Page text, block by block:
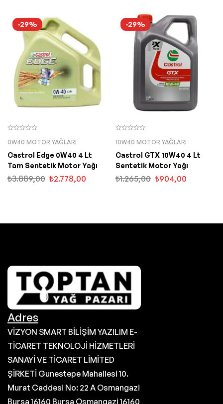
-29%
0W40 MOTOR YAĞLARI
Castrol Edge 0W40 4 Lt
Tam Sentetik Motor Yağı
₺3.889,00 ₺2.778,00
-29%
10W40 MOTOR YAĞLARI
Castrol GTX 10W40 4 Lt
Sentetik Motor Yağı
₺1.265,00 ₺904,00
Adres
VİZYON SMART BİLİŞİM YAZILIM E-
TİCARET TEKNOLOJİ HİZMETLERİ
SANAYİ VE TİCARET LİMİTED
ŞİRKETİ Gunestepe Mahallesi 10.
Murat Caddesi No: 22 A Osmangazi
Bursa 16160 Bursa Osmangazi 16160